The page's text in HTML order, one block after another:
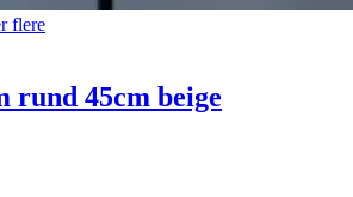
flere
rund 45cm beige